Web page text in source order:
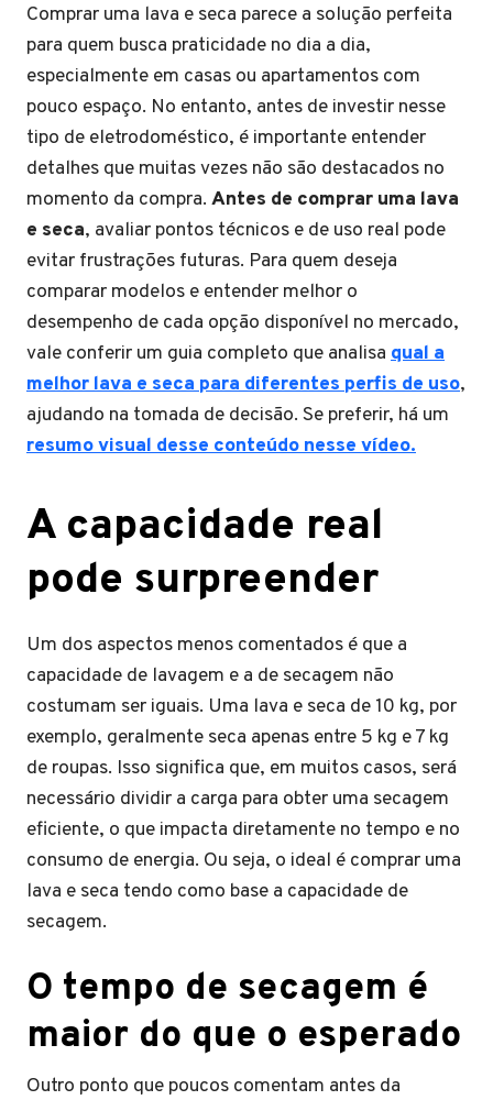
Comprar uma lava e seca parece a solução perfeita
para quem busca praticidade no dia a dia,
especialmente em casas ou apartamentos com
pouco espaço. No entanto, antes de investir nesse
tipo de eletrodoméstico, é importante entender
detalhes que muitas vezes não são destacados no
momento da compra. Antes de comprar uma lava
e seca, avaliar pontos técnicos e de uso real pode
evitar frustrações futuras. Para quem deseja
comparar modelos e entender melhor o
desempenho de cada opção disponível no mercado,
vale conferir um guia completo que analisa qual a
melhor lava e seca para diferentes perfis de uso,
ajudando na tomada de decisão. Se preferir, há um
resumo visual desse conteúdo nesse vídeo.
A capacidade real
pode surpreender
Um dos aspectos menos comentados é que a
capacidade de lavagem e a de secagem não
costumam ser iguais. Uma lava e seca de 10 kg, por
exemplo, geralmente seca apenas entre 5 kg e 7 kg
de roupas. Isso significa que, em muitos casos, será
necessário dividir a carga para obter uma secagem
eficiente, o que impacta diretamente no tempo e no
consumo de energia. Ou seja, o ideal é comprar uma
lava e seca tendo como base a capacidade de
secagem.
O tempo de secagem é
maior do que o esperado
Outro ponto que poucos comentam antes da